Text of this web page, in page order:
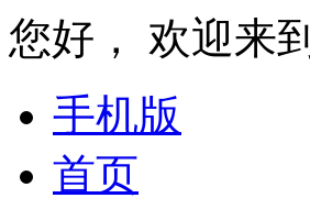
您好， 欢迎来到
手机版
首页